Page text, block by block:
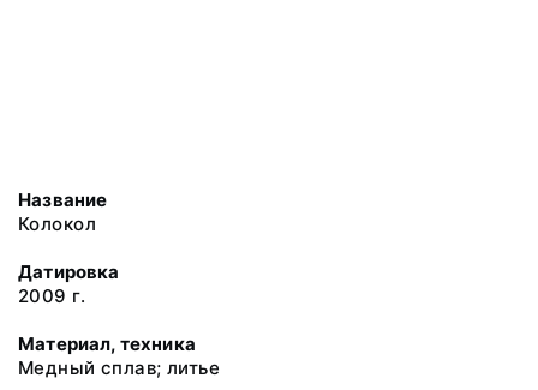
Название
Колокол
Датировка
2009 г.
Материал, техника
Медный сплав; литье